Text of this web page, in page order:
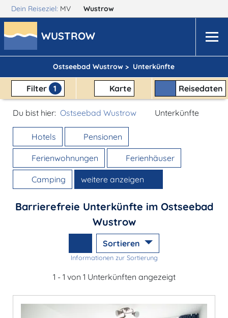
Dein Reiseziel: MV Wustrow
WUSTROW
Ostseebad Wustrow > Unterkünfte
Filter 1 Karte Reisedaten
Du bist hier: Ostseebad Wustrow Unterkünfte
Hotels Pensionen
Ferienwohnungen Ferienhäuser
Camping weitere anzeigen
Barrierefreie Unterkünfte im Ostseebad
Wustrow
Sortieren
Informationen zur Sortierung
1 - 1 von 1 Unterkünften angezeigt